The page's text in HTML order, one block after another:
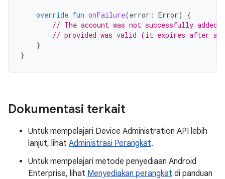
override fun onFailure(error : Error)
{
// The account was not successfully
// provided was valid (it expires after a
}
}
Dokumentasi terkait
Untuk mempelajari Device Administration API lebih
lanjut, lihat Administrasi Perangkat.
Untuk mempelajari metode penyediaan Android
Enterprise, lihat Menyediakan perangkat di panduan